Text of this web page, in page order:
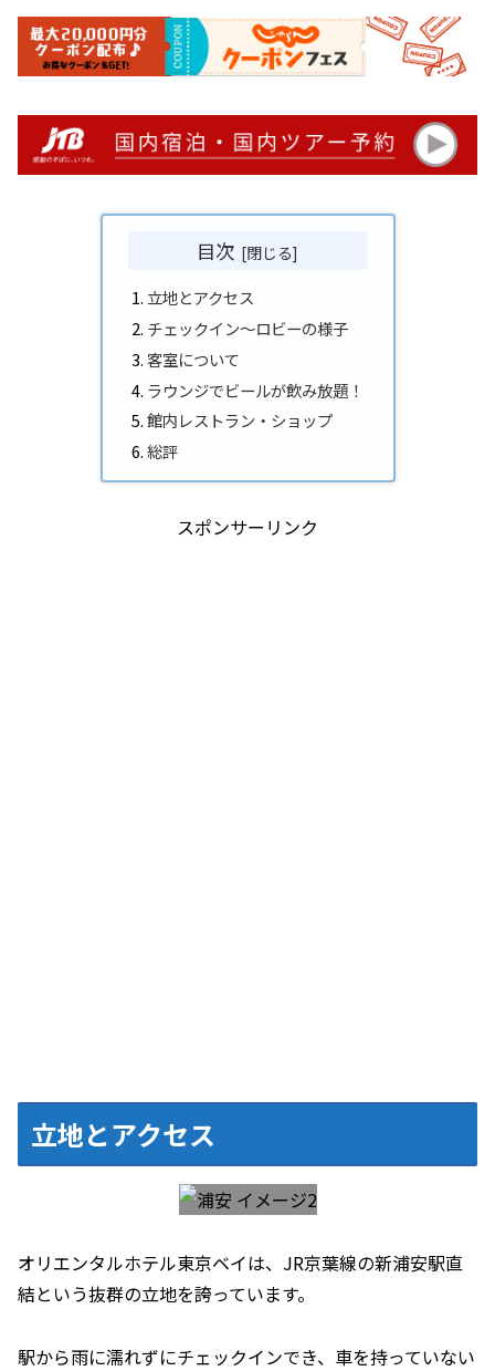
目次
立地とアクセス
チェックイン～ロビーの様子
客室について
ラウンジでビールが飲み放題！
館内レストラン・ショップ
総評
スポンサーリンク
立地とアクセス
オリエンタルホテル東京ベイは、JR京葉線の新浦安駅直
結という抜群の立地を誇っています。
駅から雨に濡れずにチェックインでき、車を持っていない